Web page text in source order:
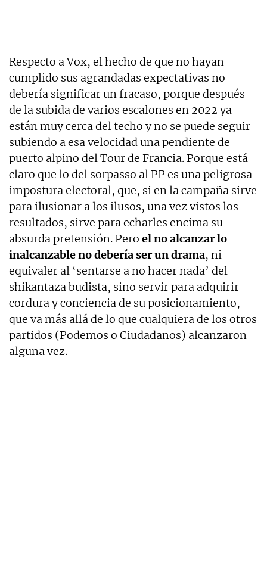
Respecto a Vox, el hecho de que no hayan
cumplido sus agrandadas expectativas no
debería significar un fracaso, porque después
de la subida de varios escalones en 2022 ya
están muy cerca del techo y no se puede seguir
subiendo a esa velocidad una pendiente de
puerto alpino del Tour de Francia. Porque está
claro que lo del sorpasso al PP es una peligrosa
impostura electoral, que, si en la campaña sirve
para ilusionar a los ilusos, una vez vistos los
resultados, sirve para echarles encima su
absurda pretensión. Pero el no alcanzar lo
inalcanzable no debería ser un drama, ni
equivaler al ‘sentarse a no hacer nada’ del
shikantaza budista, sino servir para adquirir
cordura y conciencia de su posicionamiento,
que va más allá de lo que cualquiera de los otros
partidos (Podemos o Ciudadanos) alcanzaron
alguna vez.